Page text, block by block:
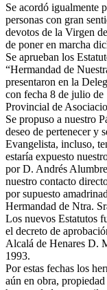
Se acordó igualmente
personas con gran
devotos de la Virgen
de poner en marcha
Se aprueban los
“Hermandad de
presentaron en la
con fecha 8 de julio de
Provincial de
Se propuso a nuestro
deseo de pertenecer y
Evangelista, incluso,
estaría expuesto
por D. Andrés
nuestro contacto
por supuesto
Hermandad de Ntra.
Los nuevos Estatutos
el decreto de
Alcalá de Henares D.
1993.
Por estas fechas los
aún en obra,